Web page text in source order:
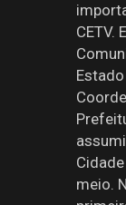
CETV.
meio.